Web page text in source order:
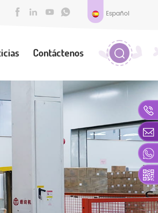
Español
Contáctenos